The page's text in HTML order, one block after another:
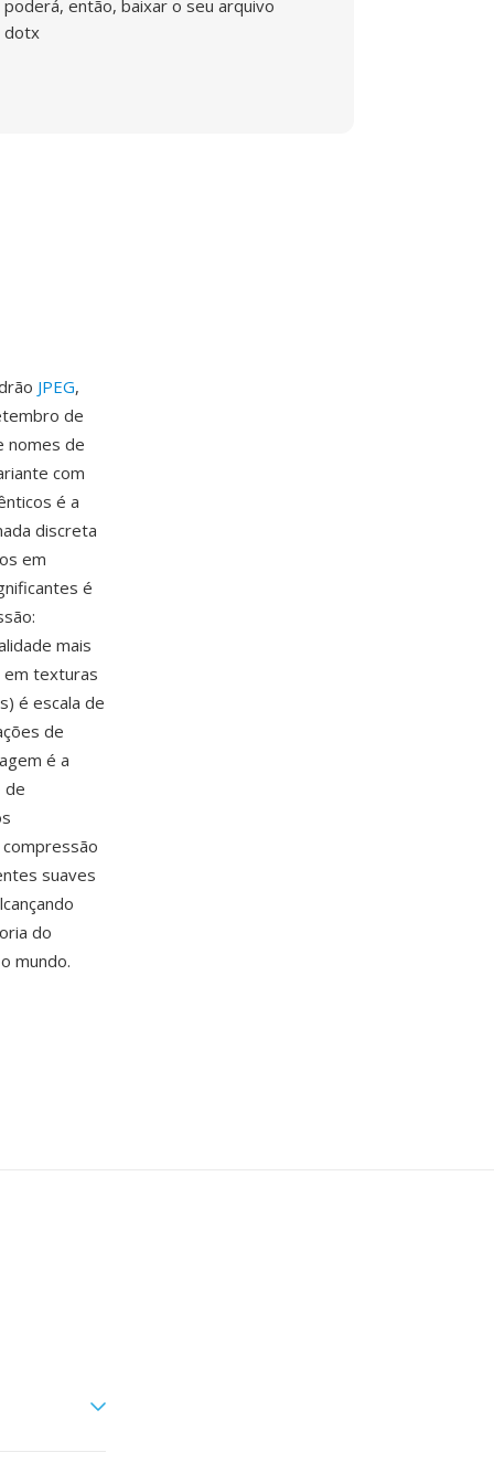
poderá, então, baixar o seu arquivo
dotx
JPEG,
de
nomes de
com
é a
discreta
em
é
mais
em texturas
é escala de
de
é a
de
suaves
do
mundo.